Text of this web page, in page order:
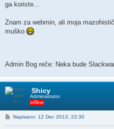
ga koriste...
Znam za webmin, ali moja
muško
Admin Bog reče: Neka bude
Shicy
Administrator
offline
PNapisano: 12 Dec 2013, 22:30